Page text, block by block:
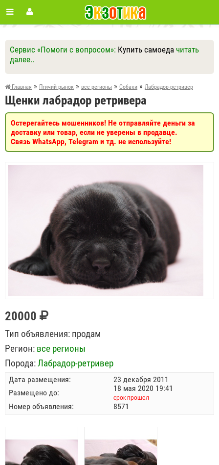
Сервис «Помоги с вопросом»: Купить самоеда читать
далее..
Ответить Другие вопросы
Задать вопрос
Главная » Птичий рынок » все регионы » Собаки » Лабрадор-ретривер
Щенки лабрадор ретривера
Остерегайтесь мошенников! Не отправляйте деньги за
доставку или товар, если не уверены в продавце.
Связь WhatsApp, Telegram и тд. не используйте!
20000
Тип объявления: продам
Регион: все регионы
Порода:Лабрадор-ретривер
Дата размещения:
23 декабря 2011
Размещено до:
18 мая 2020 19:41
срок прошел
Номер объявления: 8571